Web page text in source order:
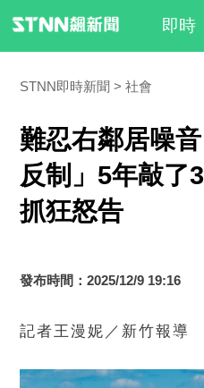
即時
STNN即時新聞 社會
難忍右鄰居噪
反制」5年敲了
抓狂怒告
發布時間：2025/12/9 19:16
記者王漫妮／新竹報導